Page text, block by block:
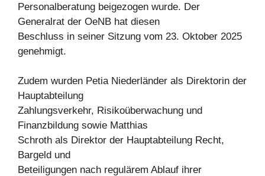
Personalberatung beigezogen wurde. Der
Generalrat der OeNB hat diesen
Beschluss in seiner Sitzung vom 23. Oktober 2025
genehmigt.
Zudem wurden Petia Niederländer als Direktorin der
Hauptabteilung
Zahlungsverkehr, Risikoüberwachung und
Finanzbildung sowie Matthias
Schroth als Direktor der Hauptabteilung Recht,
Bargeld und
Beteiligungen nach regulärem Ablauf ihrer